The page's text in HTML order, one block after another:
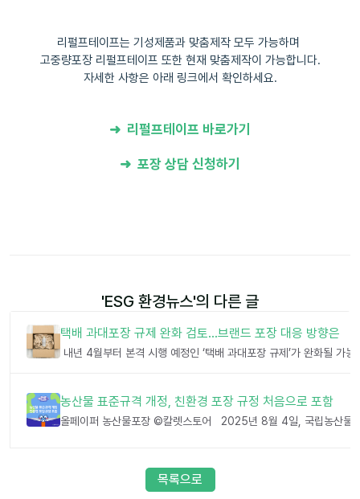
리펄프테이프는 기성제품과 맞춤제작 모두 가능하며
고중량포장 리펄프테이프 또한 현재 맞춤제작이 가능합니다.
자세한 사항은 아래 링크에서 확인하세요.
➜ 리펄프테이프 바로가기
➜ 포장 상담 신청하기
'ESG 환경뉴스'의 다른 글
택배 과대포장 규제 완화 검토…브랜드 포장 대응 방향은
농산물 표준규격 개정, 친환경 포장 규정 처음으로 포함
목록으로